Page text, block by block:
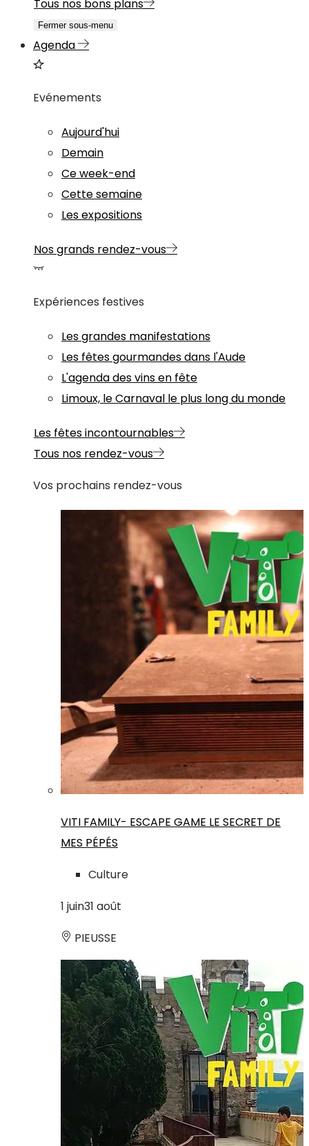
Tous nos bons plans
Fermer sous-menu
Agenda
Evénements
Aujourd'hui
Demain
Ce week-end
Cette semaine
Les expositions
Nos grands rendez-vous
Expériences festives
Les grandes manifestations
Les fêtes gourmandes dans l'Aude
L'agenda des vins en fête
Limoux, le Carnaval le plus long du monde
Les fêtes incontournables
Tous nos rendez-vous
Vos prochains rendez-vous
VITI FAMILY- ESCAPE GAME LE SECRET DE
MES PÉPÉS
Culture
1 juin31 août
PIEUSSE